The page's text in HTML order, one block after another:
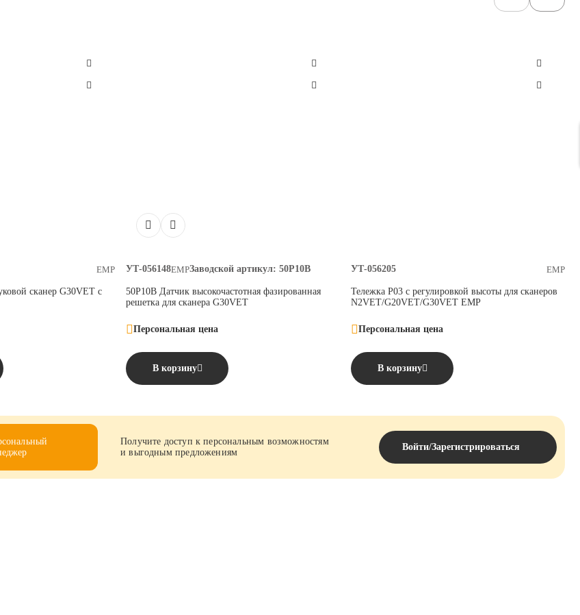
EMP
сканер G30VET с
УТ-056148 Заводской артикул: 50P10B
EMP
50P10B Датчик высокочастотная фазированная
решетка для сканера G30VET
Персональная цена
В корзину
УТ-056205 EMP
Тележка P03 с регулировкой высоты для сканеров
N2VET/G20VET/G30VET EMP
Персональная цена
В корзину
Получите доступ к персональным возможностям
и выгодным предложениям
Войти/Зарегистрироваться